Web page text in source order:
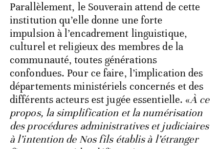
Parallèlement, le Souverain attend de cette
institution qu’elle donne une forte
impulsion à l’encadrement linguistique,
culturel et religieux des membres de la
communauté, toutes générations
confondues. Pour ce faire, l’implication des
départements ministériels concernés et des
différents acteurs est jugée essentielle. «À ce
propos, la simplification et la numérisation
des procédures administratives et judiciaires
à l’intention de Nos fils établis à l’étranger